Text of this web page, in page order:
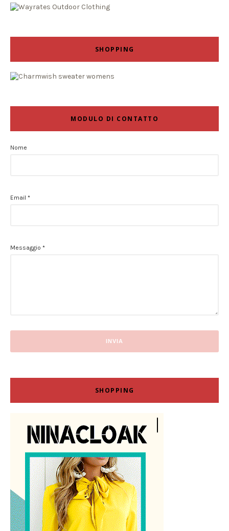
SHOPPING
MODULO DI CONTATTO
Nome
Email *
Messaggio *
SHOPPING